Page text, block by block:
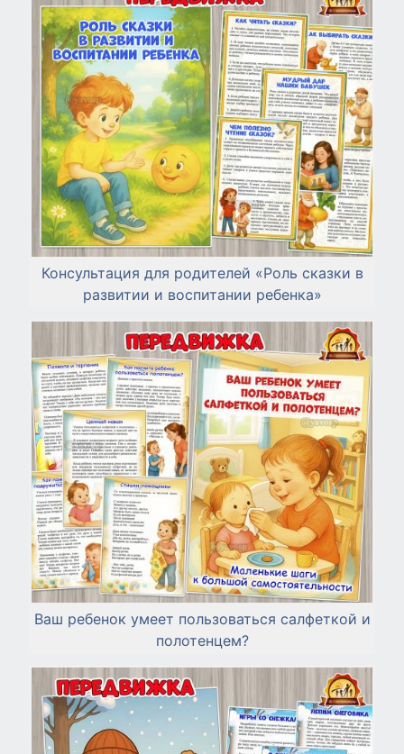
Консультация для родителей «Роль сказки в
развитии и воспитании ребенка»
Ваш ребенок умеет пользоваться салфеткой и
полотенцем?